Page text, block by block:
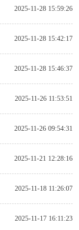
2025-11-28 15:59:26
2025-11-28 15:42:17
2025-11-28 15:46:37
2025-11-26 11:53:51
2025-11-26 09:54:31
2025-11-21 12:28:16
2025-11-18 11:26:07
2025-11-17 16:11:23